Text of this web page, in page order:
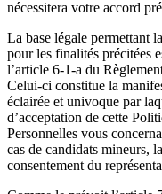
nécessitera votre accord
La base légale permettant
pour les finalités précitées
l’article 6-1-a du
Celui-ci constitue la
éclairée et univoque par
d’acceptation de cette
Personnelles vous
cas de candidats mineurs,
consentement du